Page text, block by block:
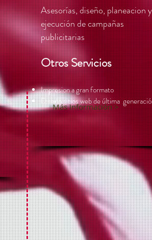
Asesorías, diseño, planeacion y
ejecución de campañas
publicitarias
Otros Servicios
Impresion a gran formato
Diseño sitios web de última
Más Información >